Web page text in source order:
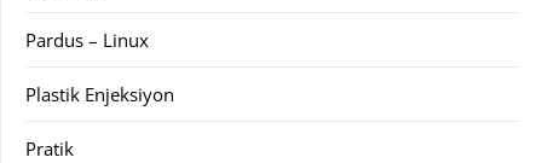
Pardus – Linux
Plastik Enjeksiyon
Pratik